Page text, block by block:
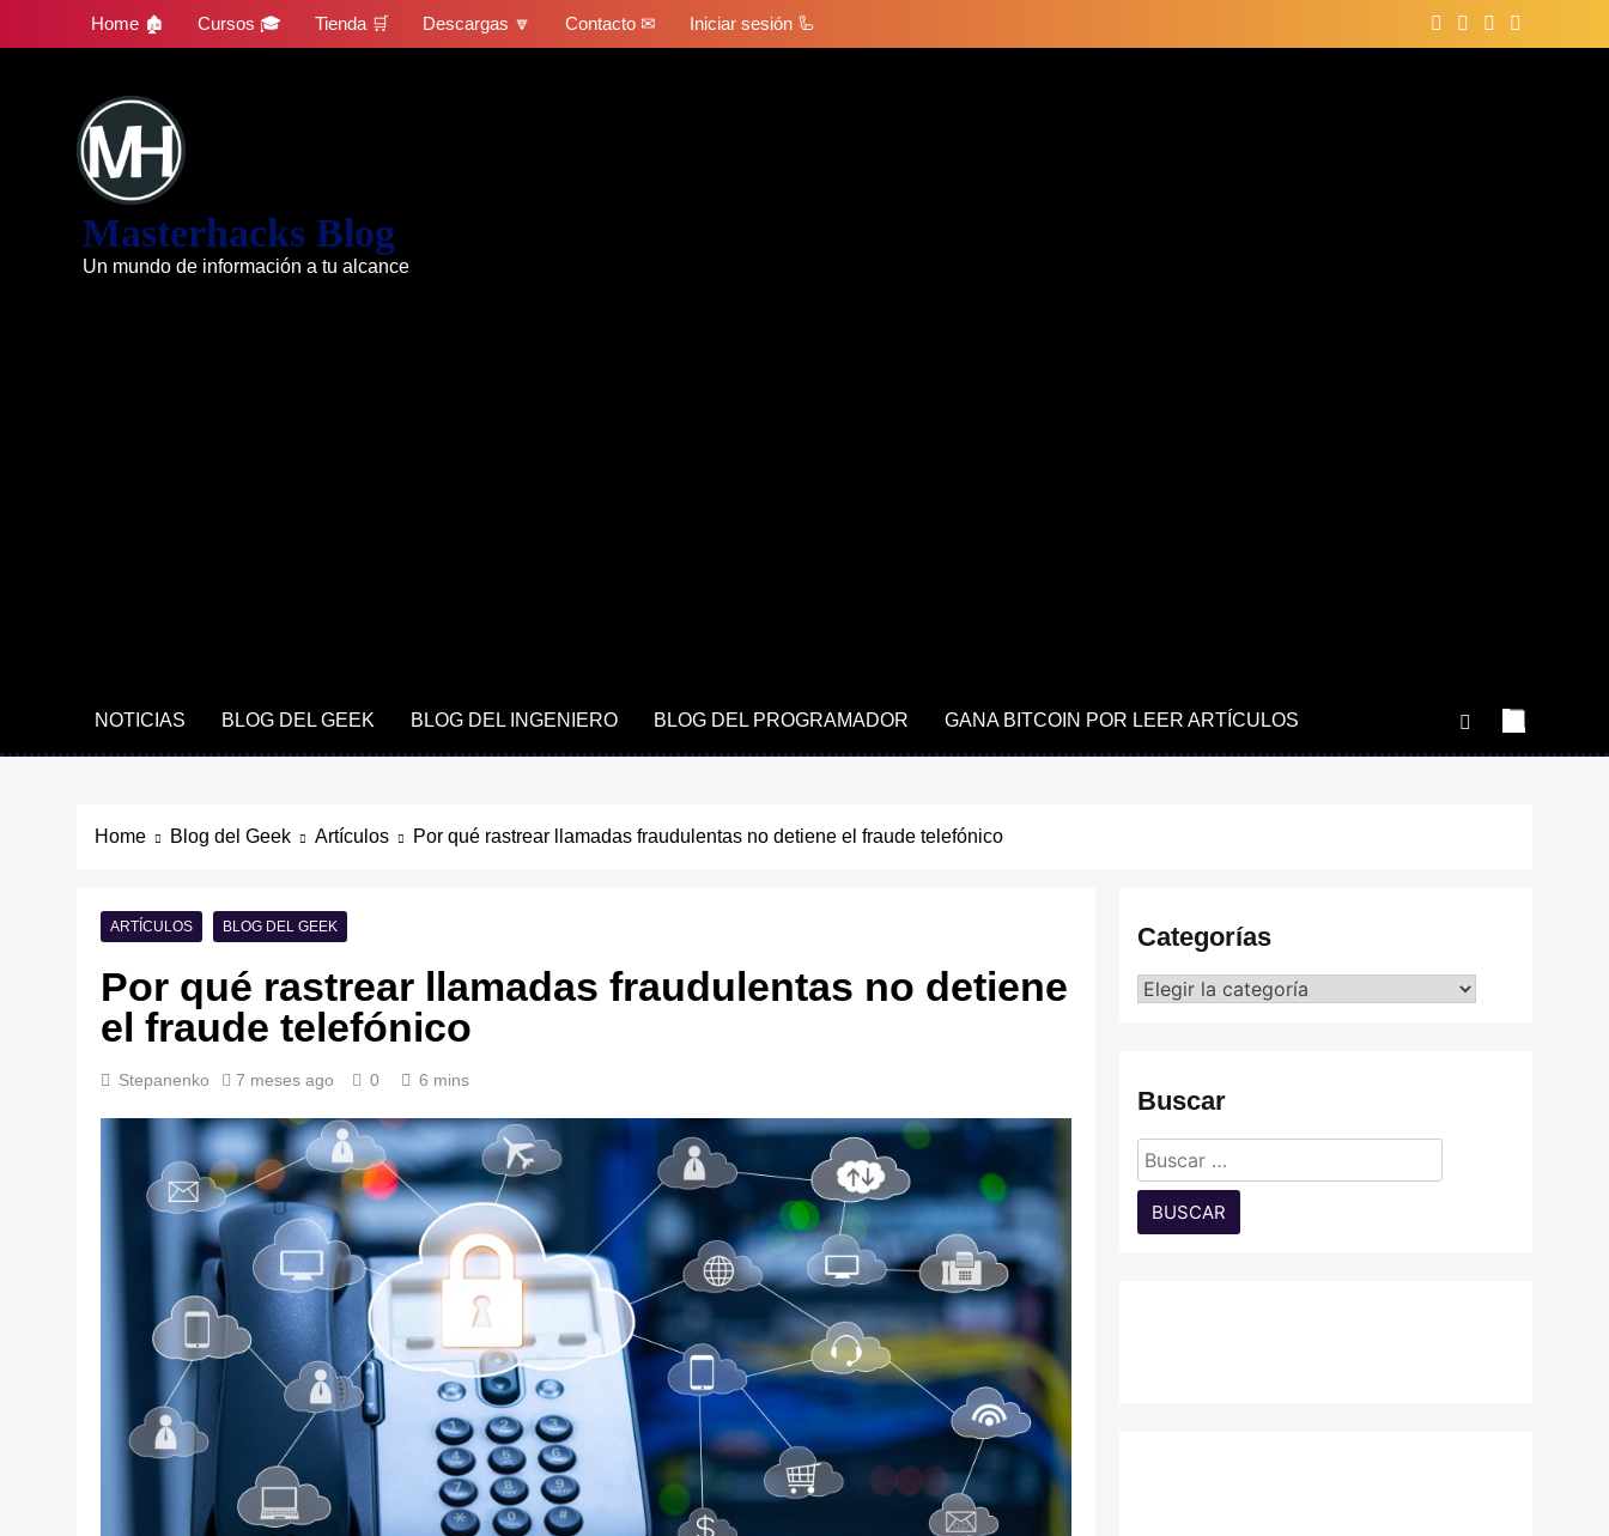
Home 🏚 Cursos 🎓 Tienda 🛒 Descargas 🔽 Contacto ✉ Iniciar sesión 🦾
Masterhacks Blog
Un mundo de información a tu alcance
NOTICIAS BLOG DEL GEEK BLOG DEL INGENIERO BLOG DEL PROGRAMADOR GANA BITCOIN POR LEER ARTÍCULOS
Home Blog del Geek Artículos Por qué rastrear llamadas fraudulentas no detiene el fraude telefónico
ARTÍCULOS BLOG DEL GEEK
Por qué rastrear llamadas fraudulentas no detiene
el fraude telefónico
Stepanenko 7 meses ago 0 6 mins
Categorías
Categorías
Buscar
Buscar: